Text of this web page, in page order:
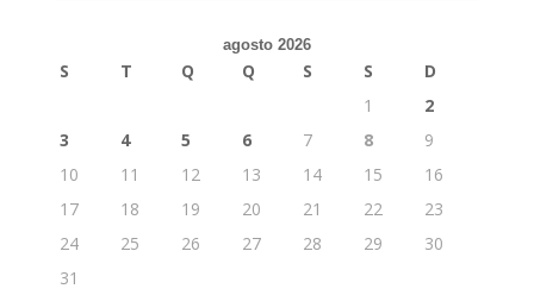
agosto 2026
S T Q Q S S
D
1
2
3
4 5 6 7 8
9
10
11 12 13 14 15
16
17
18 19 20 21 22
23
24
25 26 27 28 29
30
31